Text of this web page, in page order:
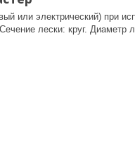
или электрический) при
лески: круг. Диаметр